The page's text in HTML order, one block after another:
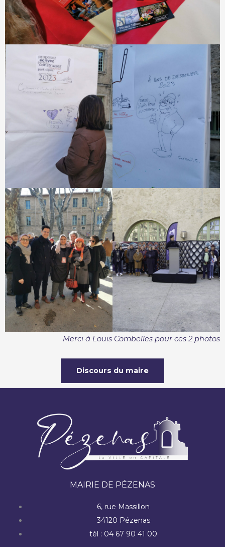
Merci à Louis Combelles pour ces 2 photos
Discours du maire
MAIRIE DE PÉZENAS
6, rue Massillon
34120 Pézenas
tél : 04 67 90 41 00